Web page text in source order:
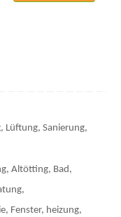
, Lüftung,Sanierung,
,Altötting, Bad,
,
, Fenster, heizung,